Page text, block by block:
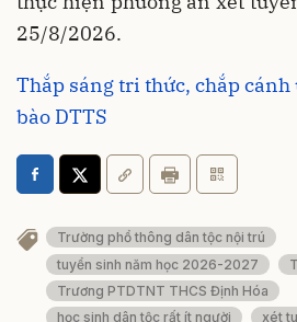
25/8/2026.
Thắp sáng tri thức, chắp
bào DTTS
Trường phổ thông dân tộc nội trú
tuyển sinh năm học 2026-2027
Trương PTDTNT THCS Định Hóa
học sinh dân tộc rất ít người
xét